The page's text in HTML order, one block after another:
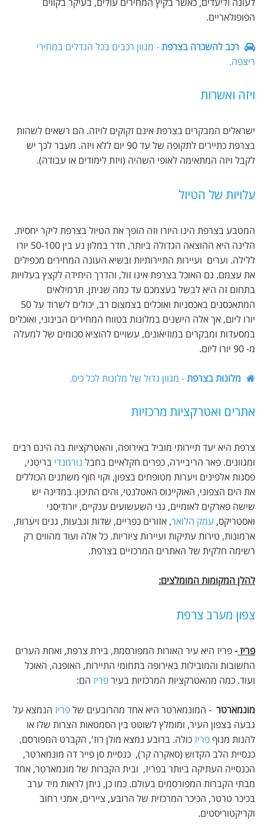
הפופולאריים.
רכב להשכרה בצרפת- מגוון רכבים בכל הגדלים במחירי
ריצפה.
ויזה ואשרות
ישראלים המבקרים בצרפת אינם זקוקים לויזה. הם רשאים לשהות
בצרפת כתיירים לתקופה של עד 90 יום ללא ויזה. מעבר לכך יש
לקבל ויזה המתאימה לאופי השהיה (ויזת לימודים או עבודה).
עלויות של הטיול
המטבע בצרפת הינו היורו וזה הופך את הטיול בצרפת ליקר יחסית.
הלינה היא ההוצאה הגדולה ביותר, חדר במלון נע בין 50-100 יורו
ללילה. וערים ועיירות התיירותיות ובשיא העונה המחירים מכפילים
את עצמם. גם האוכל בצרפת אינו זול, והדרך היחידה לקצץ בעלויות
בתחום זה היא לבשל בעצמכם עד כמה שניתן. תרמילאים
המתאכסנים באכסניות ואוכלים בצמצום רב, יכולים לשרוד על 50
יורו ליום, אך אלה הישנים במלונות בטווח המחירים הבינוני, ואוכלים
במסעדות ומבקרים במוזיאונים, עשויים להוציא סכומים של למעלה
מ- 90 יורו ליום.
מלונות בצרפת- מגוון גדול של מלונות לכל כיס.
אתרים ואטרקציות מרכזיות
צרפת היא יעד תיירותי מוביל באירופה, והאטרקציות בה הינם רבים
ומגוונים. פאר הריביירה, כפרים חקלאיים בחבל נורמנדי בריטני,
פסגות אלפינים ויערות מטופחים בצפון, וקוי חוף משתנים הכוללים
את הים הצפוני, האוקיינוס האטלנטי, והים התיכון. במדינה יש
שישה פארקים לאומיים, גני השעשועים ענקיים, יורודיסני
ואסטריקס, עמק הלואר, אזורים כפריים, שדות וגבעות, גנים ויערות,
ארמונות, טירות עתיקות ועיירות ציוריות. כל אלה ועוד מהווים רק
רשימה חלקית של האתרים המרכזיים בצרפת.
להלן המקומות המומלצים:
צפון מערב צרפת
פריז-פריז היא עיר האורות המפורסמת, בירת צרפת, ואחת הערים
החשובות והמובילות באירופה בתחומי התיירות, האופנה, האוכל
ועוד. כמה מהאטרקציות המרכזיות בעירפריז הם:
מונמארטר - המונמארטר היא אחד מהרובעים שלפריז הנמצא על
גבעה בצפון העיר, ומומלץ לשוטט בין הסמטאות הצרות שלו או
להנות מנוףפריז כולה. ברובע נמצא מולן רוז', הקברט המפורסם,
כנסיית הלב הקדוש (סאקרה קר), כנסיית סן פייר דה מונמארטר,
הכנסייה העתיקה ביותר בפריז, ובית הקברות של מונמארטר, אחד
מבתי הקברות המפורסמים בעולם. כמו כן, ניתן לראות מיד ערב
בכיכר טרטר, הכיכר המרכזית של הרובע, ציירים, אמני רחוב
וקריקטוריסטים.